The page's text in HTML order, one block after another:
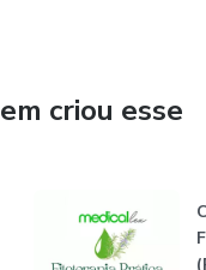
de cursos de
o Grupo de
no
de São
e Cursos
criou esse